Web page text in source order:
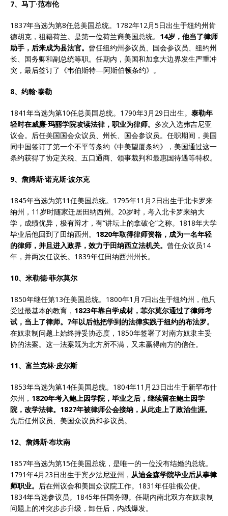
7、马丁·范布伦
1837年当选为第8任总美国总统。1782年12月5日出生于纽约州肯
德胡克，祖籍荷兰。是第一位荷兰裔美国总统。 14岁，他当了律师
助手，后来成为县法官。 曾任纽约州参议员、国会参议员、纽约州
长、国务卿和副总统等职。任期内，美国和加拿大边界发生严重冲
突，最后签订了《韦伯斯特—阿斯伯顿条约》。
8、约翰·泰勒
1841年当选为第10任总美国总统。1790年3月29日出生。 泰勒年
轻时在威廉·玛丽学院攻读法律，职业为律师。 多次入选弗吉尼亚
议会。后任美国国会众议员、州长、国会参议员。任职期间，美国
同中国签订了第一个不平等条约《中美望厦条约》，美国通过这一
条约获得了协定关税、五口通商、领事裁判和最惠国待遇等特权。
9、詹姆斯·诺克斯·波尔克
1845年当选为第11任美国总统。1795年11月2日出生于北卡罗来
纳州，11岁时随家迁居田纳西州。20岁时，考入北卡罗来纳大
学，成绩优异，极有辩才，有“讲坛上的拿破仑”之称。1818年大学
毕业后他回到了田纳西州。 1820年取得律师资格，成为一名年轻
的律师，并且进入政界，效力于田纳西立法机关。 曾任众议员14
年，并两次任议长。1839年任田纳西州州长。
10、米勒德·菲尔莫尔
1850年继任第13任美国总统。1800年1月7日出生于纽约州，他只
受过最基本的教育， 1823年靠自学成材，菲尔莫尔通过了律师考
试，当上了律师。 7年以后他把学到的法律实践于纽约的布法罗。
在奴隶制问题上始终持妥协态度，1850年签署了对南方奴隶主妥
协的法案。这一法案既为北方所不满，又未赢得南方的信任。
11、富兰克林·皮尔斯
1853年当选为第14任美国总统。1804年11月23日出生于新罕布什
尔州， 1820年考入鲍上因学院，毕业之后，继续留在鲍土因学
院，改学法律。 1827年被律师公会接纳，从此走上了政治生涯。
先后任州议员、美国众议员和参议员。
12、詹姆斯·布坎南
1857年当选为第15任美国总统，是唯一的一位没有结婚的总统。
1791年4月23日出生于宾夕法尼亚州， 从迪金森学院毕业后从事律
师职业。 后在州议会和美国众议院工作。1831年任驻俄公使。
1834年当选参议员。1845年任国务卿。任期内南北双方在奴隶制
问题上的冲突步步升级，卸任后，内战爆发。